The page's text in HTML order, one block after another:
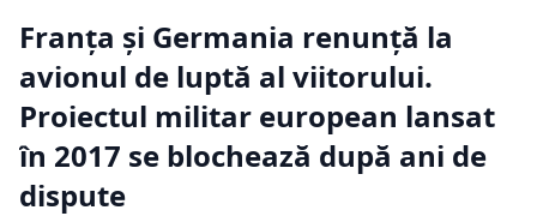
Franța și Germania renunță la
avionul de luptă al viitorului.
Proiectul militar european lansat
în 2017 se blochează după ani de
dispute